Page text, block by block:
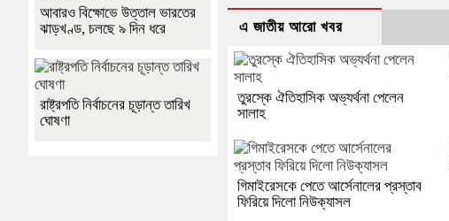
এ জাতীয় আরো খবর
তুরস্কে ঐতিহাসিক অভ্যর্থনা পেলেন
সালাহ
গিমাইরেসকে পেতে আর্সেনালের প্রস্তাব
ফিরিয়ে দিলো নিউক্যাসল
আবারও বিক্ষোভে উত্তাল ভারতের
ঝাড়খণ্ড, চলছে ৯ দিন ধরে
রাষ্ট্রপতি নির্বাচনের চূড়ান্ত তারিখ
ঘোষণা